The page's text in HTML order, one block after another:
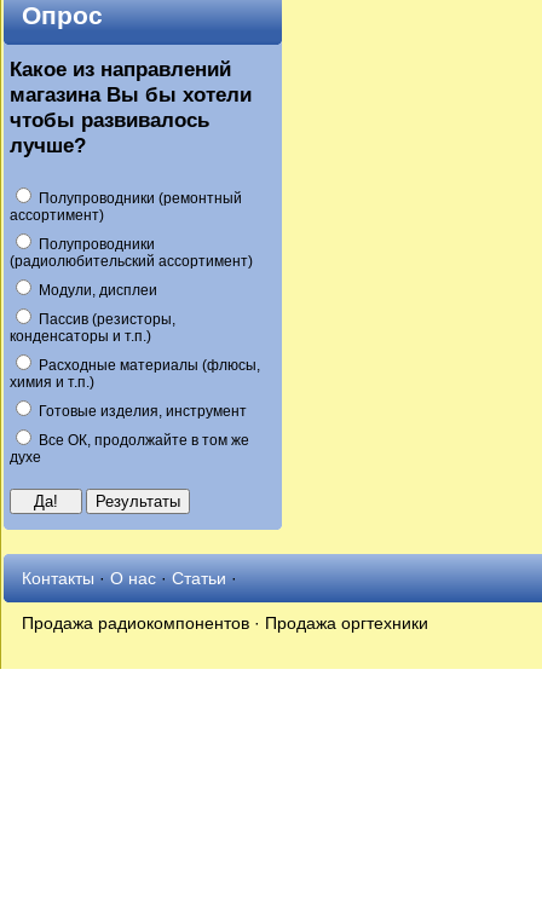
Опрос
Какое из направлений
магазина Вы бы хотели
чтобы развивалось
лучше?
Полупроводники (ремонтный
ассортимент)
Полупроводники
(радиолюбительский ассортимент)
Модули, дисплеи
Пассив (резисторы,
конденсаторы и т.п.)
Расходные материалы (флюсы,
химия и т.п.)
Готовые изделия, инструмент
Все ОК, продолжайте в том же
духе
Контакты·О нас·Статьи·
Продажа радиокомпонентов · Продажа оргтехники